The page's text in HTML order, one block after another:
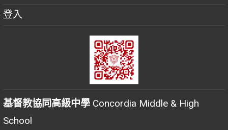
登入
基督教協同高級中學 Concordia Middle & High
School